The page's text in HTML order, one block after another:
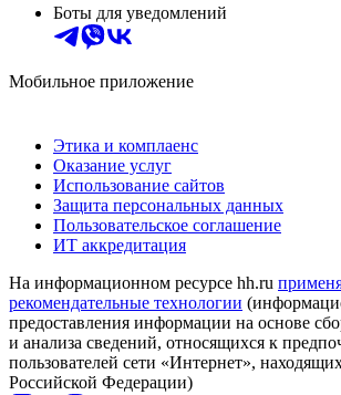
Боты для уведомлений
Мобильное приложение
Этика и комплаенс
Оказание услуг
Использование сайтов
Защита персональных данных
Пользовательское соглашение
ИТ аккредитация
На информационном ресурсе hh.ru
рекомендательные технологии
предоставления информации на основе
и анализа сведений, относящихся к
пользователей сети «Интернет»,
Российской Федерации)